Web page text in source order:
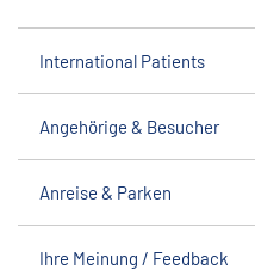
International Patients
Angehörige & Besucher
Anreise & Parken
Ihre Meinung / Feedback